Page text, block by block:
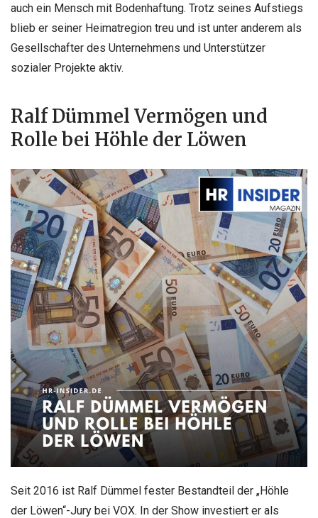
auch ein Mensch mit Bodenhaftung. Trotz seines Aufstiegs
blieb er seiner Heimatregion treu und ist unter anderem als
Gesellschafter des Unternehmens und Unterstützer
sozialer Projekte aktiv.
Ralf Dümmel Vermögen und
Rolle bei Höhle der Löwen
Seit 2016 ist Ralf Dümmel fester Bestandteil der „Höhle
der Löwen“-Jury bei VOX. In der Show investiert er als